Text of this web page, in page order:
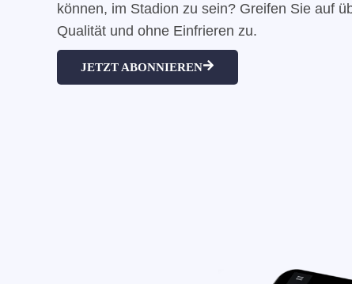
können, im Stadion zu sein? Greifen Sie auf
Qualität und ohne Einfrieren zu.
JETZT ABONNIEREN